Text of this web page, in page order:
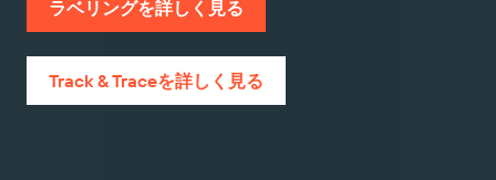
ラベリングを詳しく見る
Track & Traceを詳しく見る